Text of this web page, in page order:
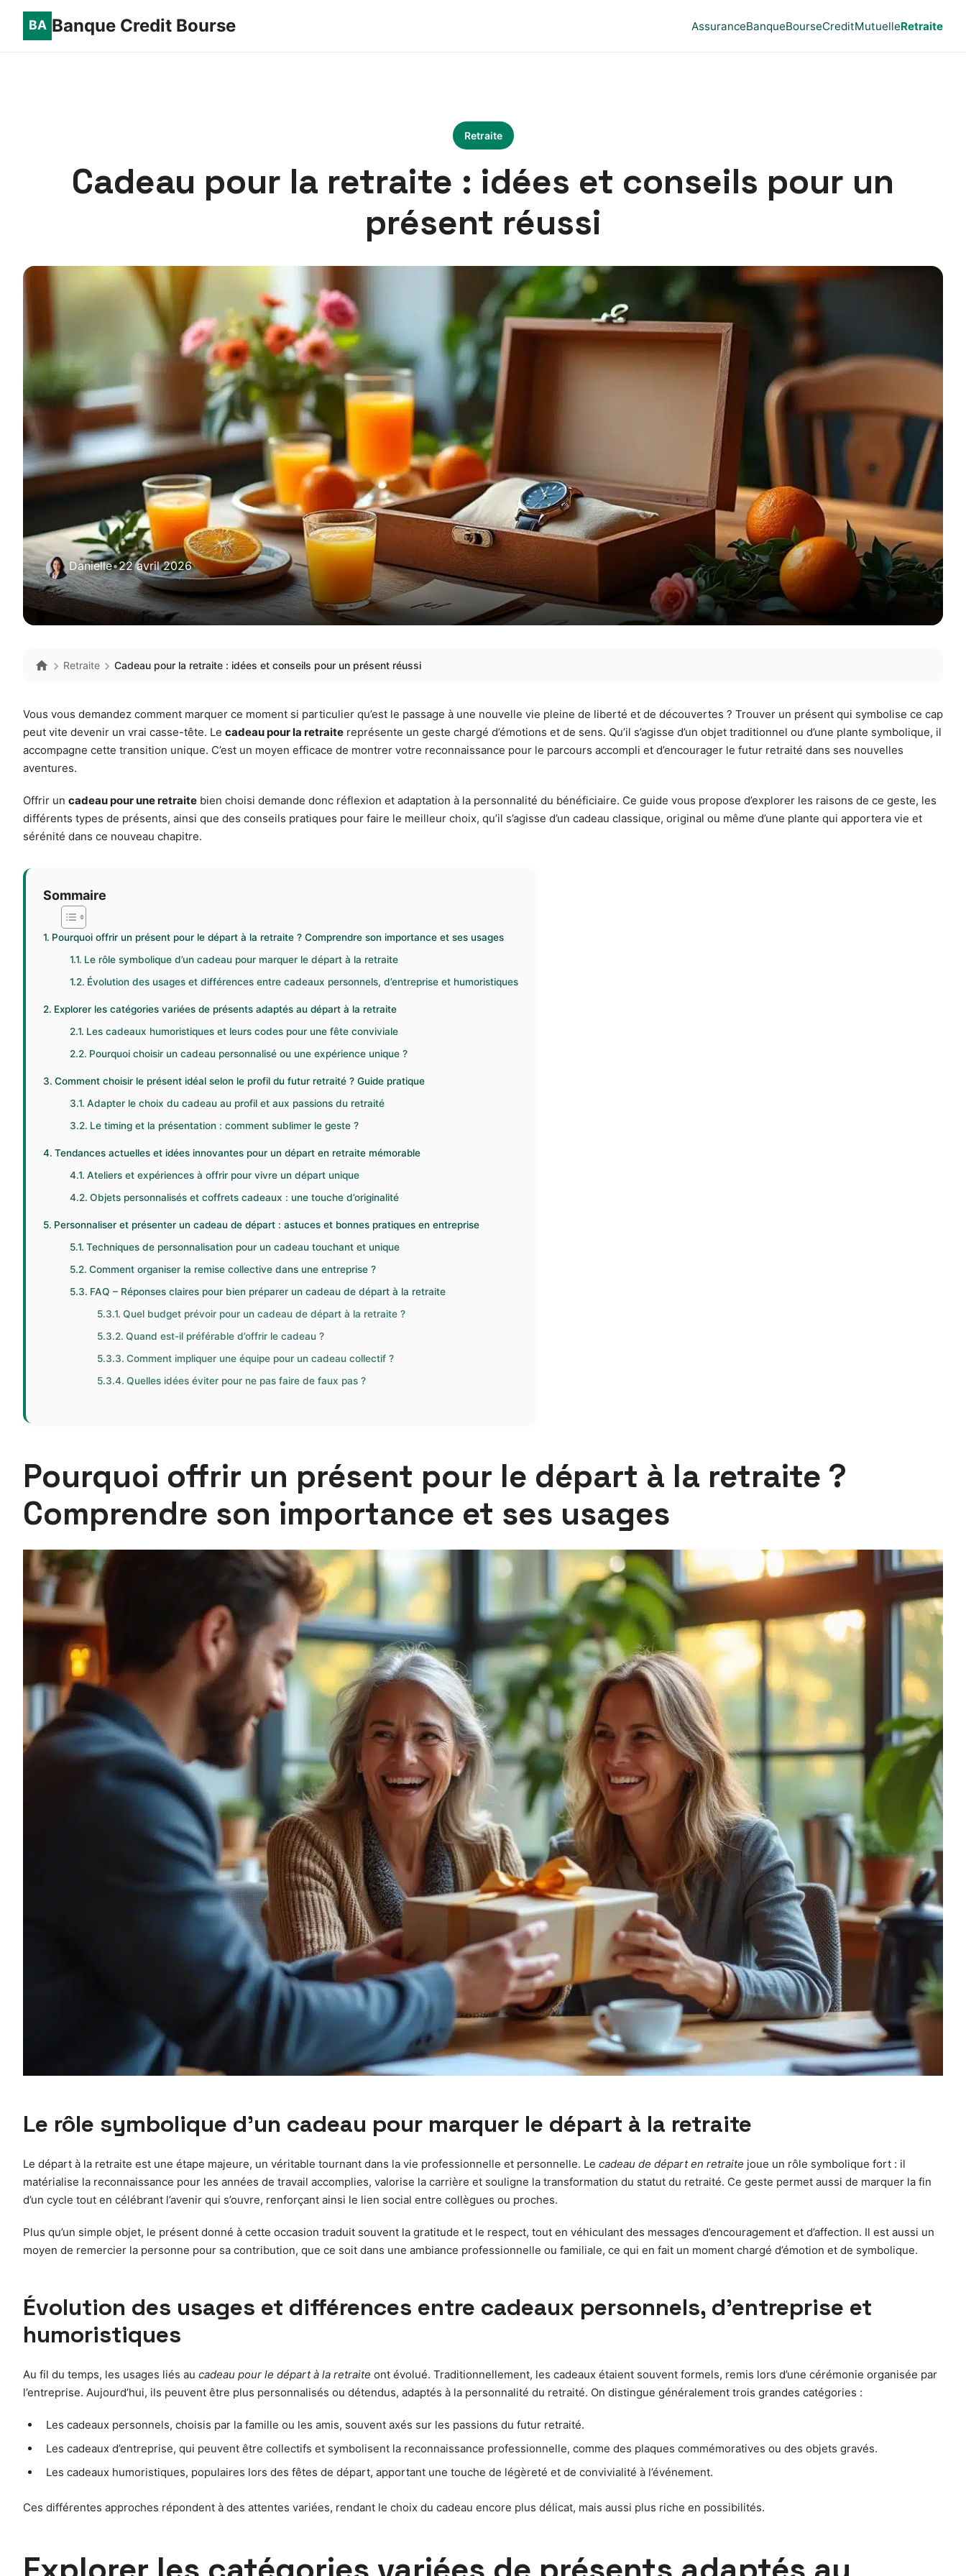
Banque Credit Bourse AssuranceBanqueBourseCreditMutuelleRetraite
Retraite
Cadeau pour la retraite : idées et conseils pour un
présent réussi
Danielle•22 avril 2026
Retraite Cadeau pour la retraite : idées et conseils pour un présent réussi
Vous vous demandez comment marquer ce moment si particulier qu’est le passage à une nouvelle vie pleine de liberté et de découvertes ? Trouver un présent qui symbolise ce cap
peut vite devenir un vrai casse-tête. Le cadeau pour la retraite représente un geste chargé d’émotions et de sens. Qu’il s’agisse d’un objet traditionnel ou d’une plante symbolique, il
accompagne cette transition unique. C’est un moyen efficace de montrer votre reconnaissance pour le parcours accompli et d’encourager le futur retraité dans ses nouvelles
aventures.
Offrir un cadeau pour une retraite bien choisi demande donc réflexion et adaptation à la personnalité du bénéficiaire. Ce guide vous propose d’explorer les raisons de ce geste, les
différents types de présents, ainsi que des conseils pratiques pour faire le meilleur choix, qu’il s’agisse d’un cadeau classique, original ou même d’une plante qui apportera vie et
sérénité dans ce nouveau chapitre.
Sommaire
Pourquoi offrir un présent pour le départ à la retraite ? Comprendre son importance et ses usages
Le rôle symbolique d’un cadeau pour marquer le départ à la retraite
Évolution des usages et différences entre cadeaux personnels, d’entreprise et humoristiques
Explorer les catégories variées de présents adaptés au départ à la retraite
Les cadeaux humoristiques et leurs codes pour une fête conviviale
Pourquoi choisir un cadeau personnalisé ou une expérience unique ?
Comment choisir le présent idéal selon le profil du futur retraité ? Guide pratique
Adapter le choix du cadeau au profil et aux passions du retraité
Le timing et la présentation : comment sublimer le geste ?
Tendances actuelles et idées innovantes pour un départ en retraite mémorable
Ateliers et expériences à offrir pour vivre un départ unique
Objets personnalisés et coffrets cadeaux : une touche d’originalité
Personnaliser et présenter un cadeau de départ : astuces et bonnes pratiques en entreprise
Techniques de personnalisation pour un cadeau touchant et unique
Comment organiser la remise collective dans une entreprise ?
FAQ – Réponses claires pour bien préparer un cadeau de départ à la retraite
Quel budget prévoir pour un cadeau de départ à la retraite ?
Quand est-il préférable d’offrir le cadeau ?
Comment impliquer une équipe pour un cadeau collectif ?
Quelles idées éviter pour ne pas faire de faux pas ?
Pourquoi offrir un présent pour le départ à la retraite ?
Comprendre son importance et ses usages
Le rôle symbolique d’un cadeau pour marquer le départ à la retraite
Le départ à la retraite est une étape majeure, un véritable tournant dans la vie professionnelle et personnelle. Le cadeau de départ en retraite joue un rôle symbolique fort : il
matérialise la reconnaissance pour les années de travail accomplies, valorise la carrière et souligne la transformation du statut du retraité. Ce geste permet aussi de marquer la fin
d’un cycle tout en célébrant l’avenir qui s’ouvre, renforçant ainsi le lien social entre collègues ou proches.
Plus qu’un simple objet, le présent donné à cette occasion traduit souvent la gratitude et le respect, tout en véhiculant des messages d’encouragement et d’affection. Il est aussi un
moyen de remercier la personne pour sa contribution, que ce soit dans une ambiance professionnelle ou familiale, ce qui en fait un moment chargé d’émotion et de symbolique.
Évolution des usages et différences entre cadeaux personnels, d’entreprise et
humoristiques
Au fil du temps, les usages liés au cadeau pour le départ à la retraite ont évolué. Traditionnellement, les cadeaux étaient souvent formels, remis lors d’une cérémonie organisée par
l’entreprise. Aujourd’hui, ils peuvent être plus personnalisés ou détendus, adaptés à la personnalité du retraité. On distingue généralement trois grandes catégories :
Les cadeaux personnels, choisis par la famille ou les amis, souvent axés sur les passions du futur retraité.
Les cadeaux d’entreprise, qui peuvent être collectifs et symbolisent la reconnaissance professionnelle, comme des plaques commémoratives ou des objets gravés.
Les cadeaux humoristiques, populaires lors des fêtes de départ, apportant une touche de légèreté et de convivialité à l’événement.
Ces différentes approches répondent à des attentes variées, rendant le choix du cadeau encore plus délicat, mais aussi plus riche en possibilités.